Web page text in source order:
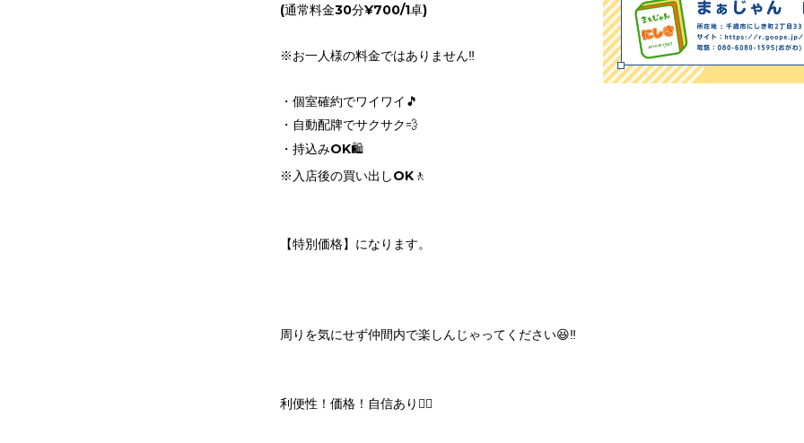
(通常料金30分¥700/1卓)
※お一人様の料金ではありません‼️
・個室確約でワイワイ🎵
・自動配牌でサクサク💨
・持込みOK🛍️
※入店後の買い出しOK🚶
【特別価格】になります。
周りを気にせず仲間内で楽しんじゃってください😆‼️
利便性！価格！自信あり🙆‍♀️